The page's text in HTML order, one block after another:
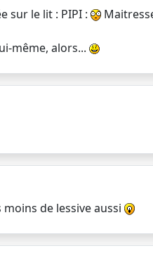
sur le lit : PIPI :
même, alors...
de lessive aussi